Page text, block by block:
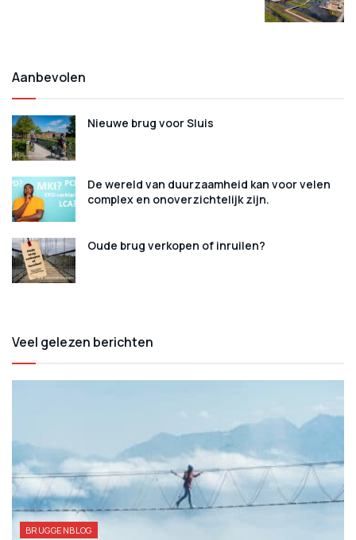
Aanbevolen
Nieuwe brug voor Sluis
De wereld van duurzaamheid kan voor velen
complex en onoverzichtelijk zijn.
Oude brug verkopen of inruilen?
Veel gelezen berichten
BRUGGENBLOG